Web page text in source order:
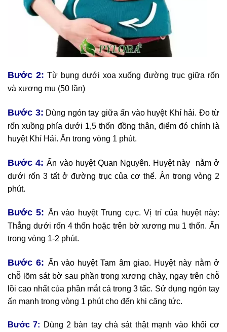
Bước 2: Từ bụng dưới xoa xuống đường trục giữa rốn
và xương mu (50 lần)
Bước 3: Dùng ngón tay giữa ấn vào huyệt Khí hải. Đo từ
rốn xuồng phía dưới 1,5 thốn đồng thân, điểm đó chính là
huyệt Khí Hải. Ấn trong vòng 1 phút.
Bước 4: Ấn vào huyệt Quan Nguyên. Huyệt này nằm ở
dưới rốn 3 tất ở đường trục của cơ thể. Ân trong vòng 2
phút.
Bước 5: Ấn vào huyệt Trung cực. Vị trí của huyệt này:
Thẳng dưới rốn 4 thốn hoặc trên bờ xương mu 1 thốn. Ấn
trong vòng 1-2 phút.
Bước 6: Ấn vào huyệt Tam âm giao. Huyệt này nằm ở
chỗ lõm sát bờ sau phần trong xương chày, ngay trên chỗ
lồi cao nhất của phần mắt cá trong 3 tấc. Sử dụng ngón tay
ấn mạnh trong vòng 1 phút cho đến khi căng tức.
Bước 7: Dùng 2 bàn tay chà sát thật mạnh vào khối cơ